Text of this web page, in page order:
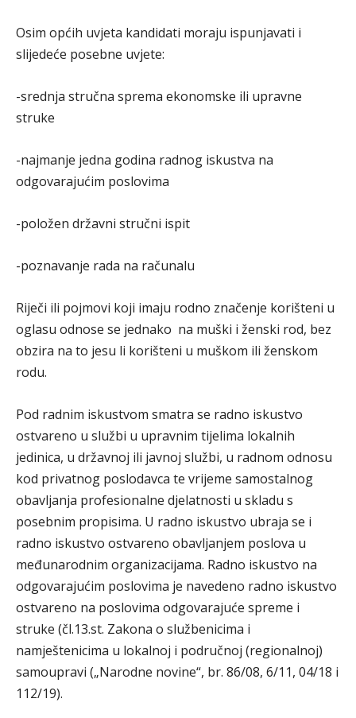
Osim općih uvjeta kandidati moraju ispunjavati i
slijedeće posebne uvjete:
-srednja stručna sprema ekonomske ili upravne
struke
-najmanje jedna godina radnog iskustva na
odgovarajućim poslovima
-položen državni stručni ispit
-poznavanje rada na računalu
Riječi ili pojmovi koji imaju rodno značenje korišteni u
oglasu odnose se jednako na muški i ženski rod, bez
obzira na to jesu li korišteni u muškom ili ženskom
rodu.
Pod radnim iskustvom smatra se radno iskustvo
ostvareno u službi u upravnim tijelima lokalnih
jedinica, u državnoj ili javnoj službi, u radnom odnosu
kod privatnog poslodavca te vrijeme samostalnog
obavljanja profesionalne djelatnosti u skladu s
posebnim propisima. U radno iskustvo ubraja se i
radno iskustvo ostvareno obavljanjem poslova u
međunarodnim organizacijama. Radno iskustvo na
odgovarajućim poslovima je navedeno radno iskustvo
ostvareno na poslovima odgovarajuće spreme i
struke (čl.13.st. Zakona o službenicima i
namještenicima u lokalnoj i područnoj (regionalnoj)
samoupravi („Narodne novine“, br. 86/08, 6/11, 04/18 i
112/19).